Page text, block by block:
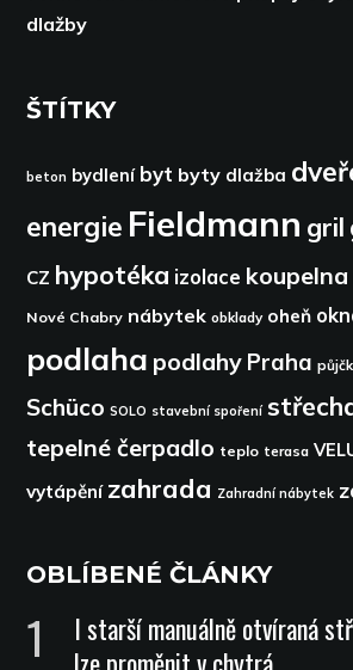
dlažby
ŠTÍTKY
beton bydlení byt byty dlažba
energie Fieldmann gril
CZ hypotéka izolace koupelna
Nové Chabry nábytek obklady oheň
podlaha podlahy Praha
Schüco SOLO stavební spoření
tepelné čerpadlo teplo terasa
vytápění zahrada Zahradní nábytek
OBLÍBENÉ ČLÁNKY
I starší manuálně otvíraná